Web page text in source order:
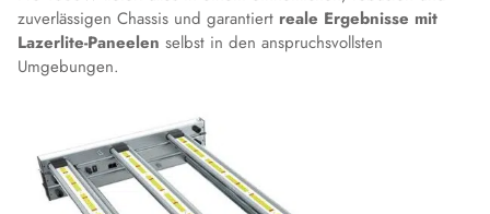
zuverlässigen Chassis und garantiert reale Ergebnisse mit
Lazerlite-Paneelen selbst in den anspruchsvollsten
Umgebungen.